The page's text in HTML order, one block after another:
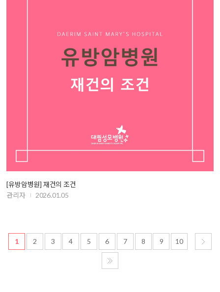
[유방암병원] 재건의 조건
관리자
2026.01.05
1 2 3 4 5 6 7 8 9 10